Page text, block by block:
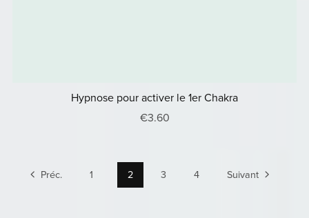
Hypnose pour activer le 1er Chakra
€3.60
Préc. 1 2 3 4 Suivant